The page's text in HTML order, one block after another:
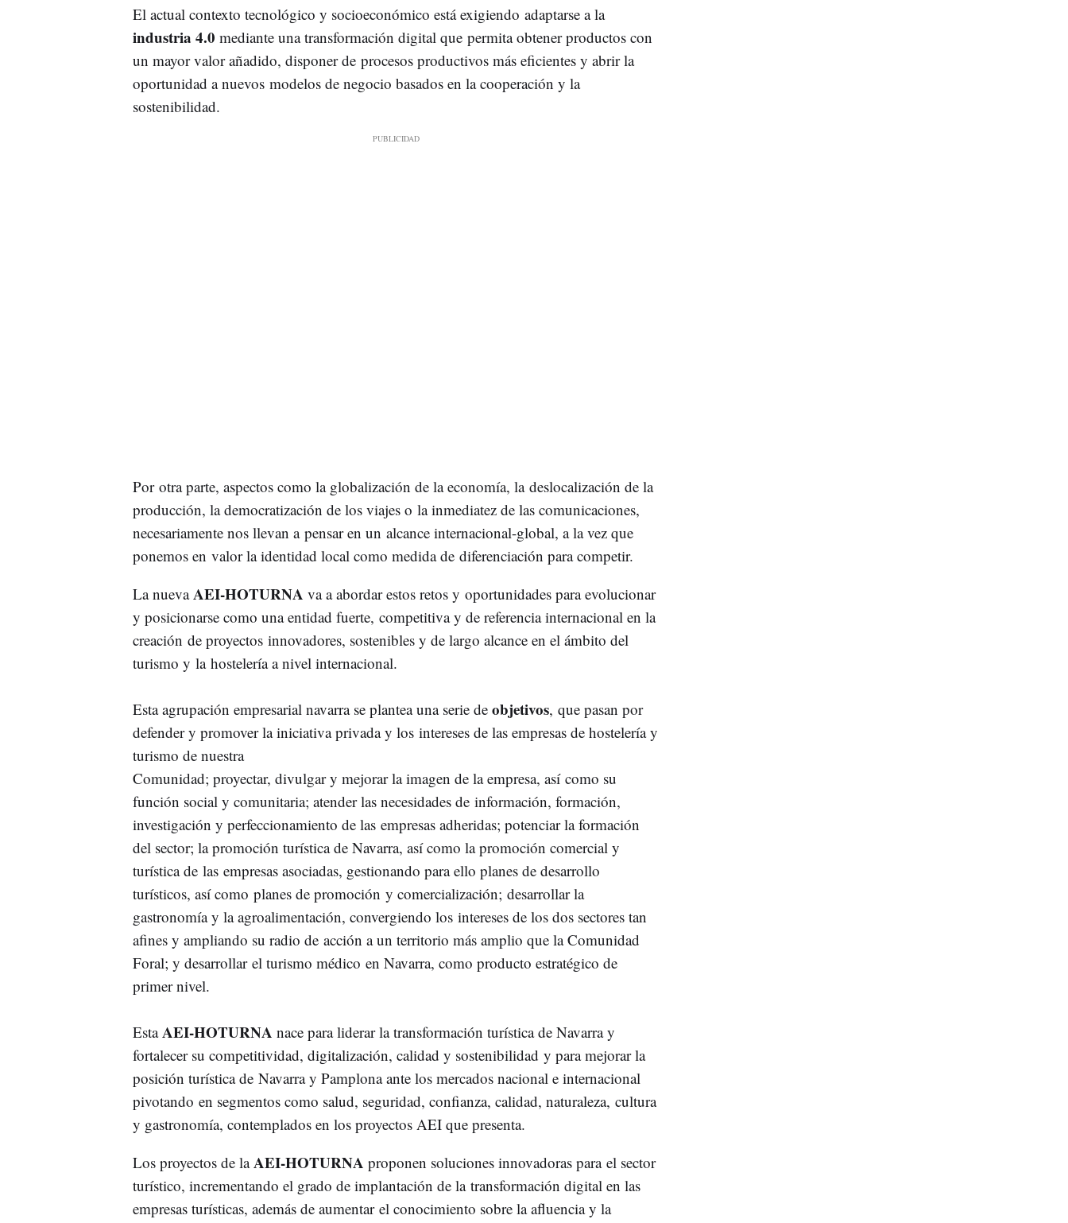
El actual contexto tecnológico y socioeconómico está exigiendo adaptarse a la
industria 4.0 mediante una transformación digital que permita obtener productos con
un mayor valor añadido, disponer de procesos productivos más eficientes y abrir la
oportunidad a nuevos modelos de negocio basados en la cooperación y la
sostenibilidad.
Por otra parte, aspectos como la globalización de la economía, la deslocalización de la
producción, la democratización de los viajes o la inmediatez de las comunicaciones,
necesariamente nos llevan a pensar en un alcance internacional-global, a la vez que
ponemos en valor la identidad local como medida de diferenciación para competir.
La nuevaAEI-HOTURNA va a abordar estos retos y oportunidades para evolucionar
y posicionarse como una entidad fuerte, competitiva y de referencia internacional en la
creación de proyectos innovadores, sostenibles y de largo alcance en el ámbito del
turismo y la hostelería a nivel internacional.
Esta agrupación empresarial navarra se plantea una serie de objetivos, que pasan por
defender y promover la iniciativa privada y los intereses de las empresas de hostelería y
turismo de nuestra
Comunidad; proyectar, divulgar y mejorar la imagen de la empresa, así como su
función social y comunitaria; atender las necesidades de información, formación,
investigación y perfeccionamiento de las empresas adheridas; potenciar la formación
del sector; la promoción turística de Navarra, así como la promoción comercial y
turística de las empresas asociadas, gestionando para ello planes de desarrollo
turísticos, así como planes de promoción y comercialización; desarrollar la
gastronomía y la agroalimentación, convergiendo los intereses de los dos sectores tan
afines y ampliando su radio de acción a un territorio más amplio que la Comunidad
Foral; y desarrollar el turismo médico en Navarra, como producto estratégico de
primer nivel.
EstaAEI-HOTURNA nace para liderar la transformación turística de Navarra y
fortalecer su competitividad, digitalización, calidad y sostenibilidad y para mejorar la
posición turística de Navarra y Pamplona ante los mercados nacional e internacional
pivotando en segmentos como salud, seguridad, confianza, calidad, naturaleza, cultura
y gastronomía, contemplados en los proyectos AEI que presenta.
Los proyectos de laAEI-HOTURNA proponen soluciones innovadoras para el sector
turístico, incrementando el grado de implantación de la transformación digital en las
empresas turísticas, además de aumentar el conocimiento sobre la afluencia y la